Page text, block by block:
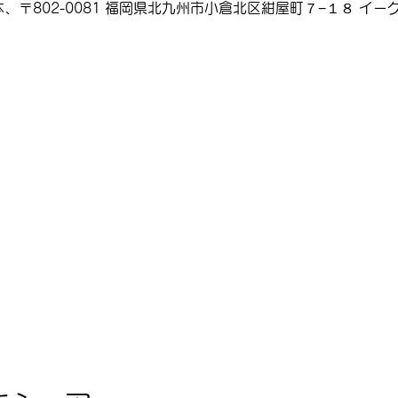
、〒802-0081 福岡県北九州市小倉北区紺屋町７−１８ イー